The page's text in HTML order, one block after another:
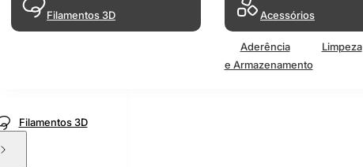
Filamentos 3D Acessórios
Aderência Limpeza
e Armazenamento
Filamentos 3D